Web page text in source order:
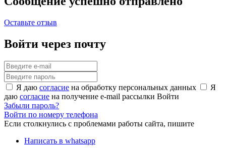
Оставьте отзыв
Войти через почту
Я даю согласие на обработку персональных данных
Я
даю согласие на получение e-mail рассылки Войти
Забыли пароль?
Войти по номеру телефона
Если столкнулись с проблемами работы сайта, пишите
Написать в whatsapp